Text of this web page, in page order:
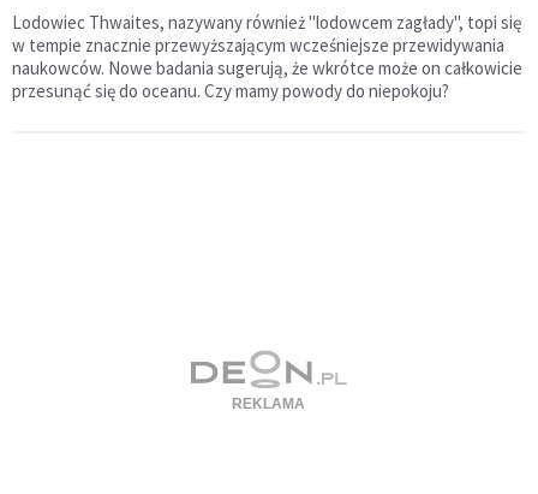
Lodowiec Thwaites, nazywany również "lodowcem zagłady", topi się
w tempie znacznie przewyższającym wcześniejsze przewidywania
naukowców. Nowe badania sugerują, że wkrótce może on całkowicie
przesunąć się do oceanu. Czy mamy powody do niepokoju?